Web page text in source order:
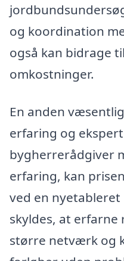
og koordination
også kan bidrage
omkostninger.
En anden
erfaring og
bygherrerådgiver
erfaring, kan
ved en
skyldes, at
større netværk og